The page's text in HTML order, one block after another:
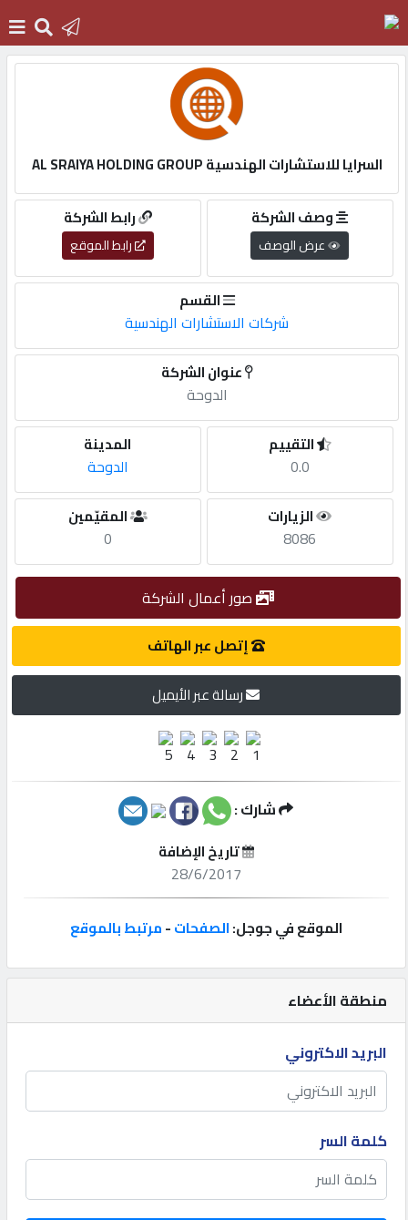
دخول
التسجيل
English
أضف
طلب
شركات
إعلانات
المنتدى
كيو
مزاد
كيو
نمبر
منطقة الأعضاء
البريد الاكتروني
كلمة السر
السرايا للاستشارات الهندسية AL SRAIYA HOLDING GROUP
رابط الشركة
رابط الموقع
وصف الشركة
عرض الوصف
القسم
شركات الاستشارات الهندسية
عنوان الشركة
الدوحة
المدينة
الدوحة
التقييم
0.0
المقيّمين
0
الزيارات
8086
صور أعمال الشركة
إتصل عبر الهاتف
رسالة عبر الأيميل
شارك :
تاريخ الإضافة
28/6/2017
الموقع في جوجل:الصفحات-مرتبط بالموقع